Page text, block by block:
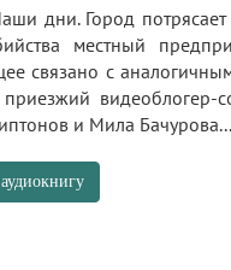
дни. Город
местный
связано с
видеоблогер-
и Мила Бачурова...